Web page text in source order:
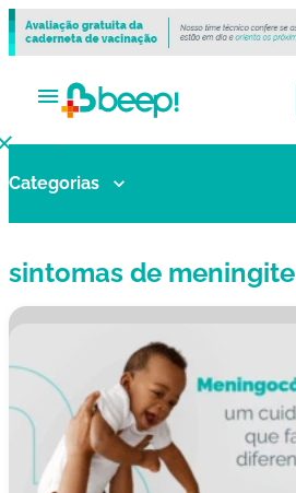
V
a
n
x
a
m
e
Categorias
sintomas de meningite